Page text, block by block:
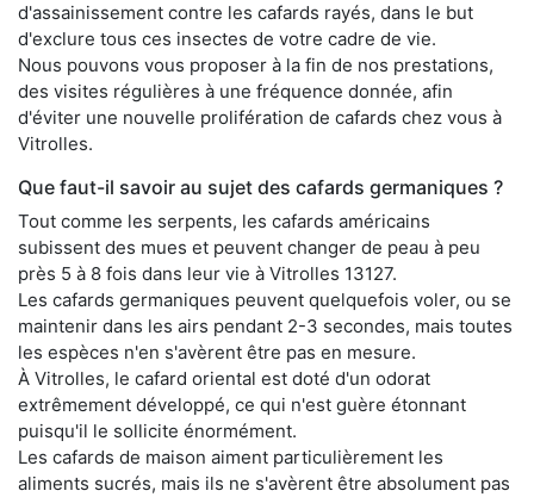
d'assainissement contre les cafards rayés, dans le but
d'exclure tous ces insectes de votre cadre de vie.
Nous pouvons vous proposer à la fin de nos prestations,
des visites régulières à une fréquence donnée, afin
d'éviter une nouvelle prolifération de cafards chez vous à
Vitrolles.
Que faut-il savoir au sujet des cafards germaniques ?
Tout comme les serpents, les cafards américains
subissent des mues et peuvent changer de peau à peu
près 5 à 8 fois dans leur vie à Vitrolles 13127.
Les cafards germaniques peuvent quelquefois voler, ou se
maintenir dans les airs pendant 2-3 secondes, mais toutes
les espèces n'en s'avèrent être pas en mesure.
À Vitrolles, le cafard oriental est doté d'un odorat
extrêmement développé, ce qui n'est guère étonnant
puisqu'il le sollicite énormément.
Les cafards de maison aiment particulièrement les
aliments sucrés, mais ils ne s'avèrent être absolument pas